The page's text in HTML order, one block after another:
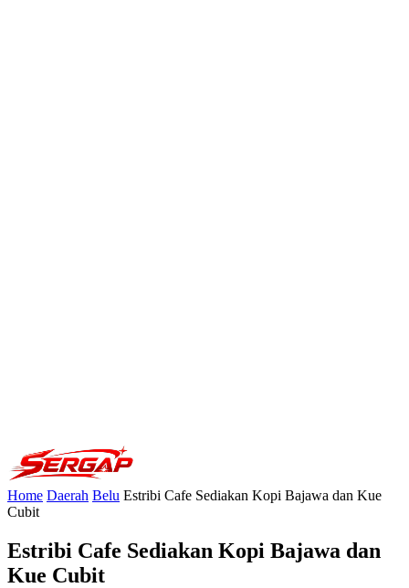
Home Daerah Belu Estribi Cafe Sediakan Kopi Bajawa dan Kue
Cubit
Estribi Cafe Sediakan Kopi Bajawa dan
Kue Cubit